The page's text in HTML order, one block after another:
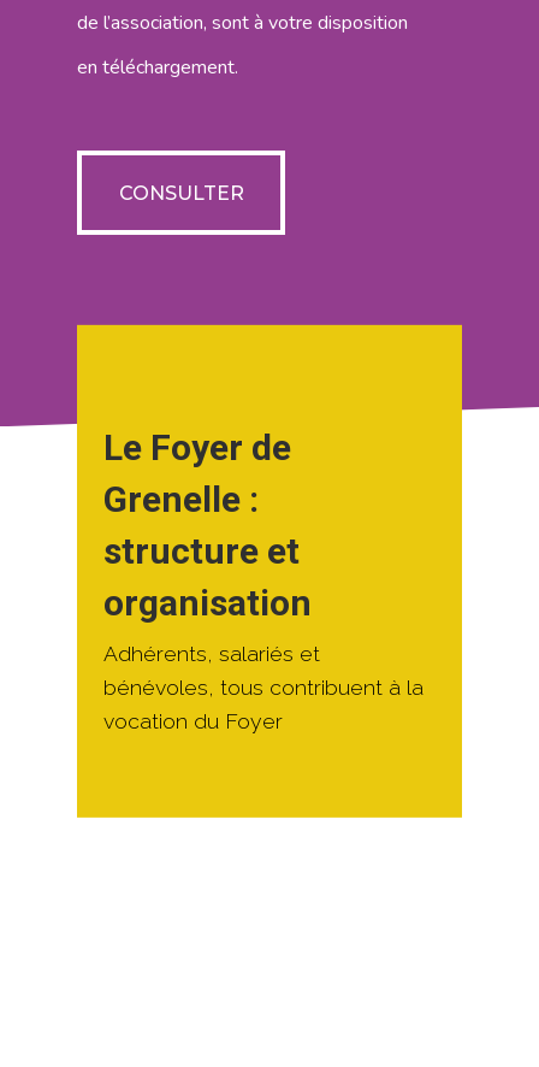
de l’association, sont à votre disposition
en téléchargement.
CONSULTER
Le Foyer de
Grenelle :
structure et
organisation
Adhérents, salariés et
bénévoles, tous contribuent à la
vocation du Foyer
Blog